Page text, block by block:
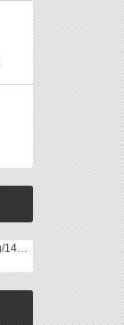
world-weather.ru/pogoda/russia/yekaterinburg/14days/